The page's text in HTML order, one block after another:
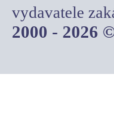
vydavatele
2000 - 2026